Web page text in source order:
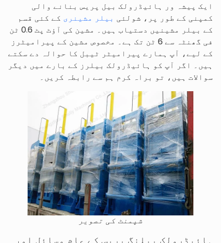
ایک پیشہ ور ہائیڈرولک بیل پریس بنانے والی
کمپنی کے طور پر، شولئی بیلر مشینری کے کئی قسم
کے بیلر مشینیں دستیاب ہیں۔ مشین کی آؤٹ پٹ 0.6 ٹن
فی گھنٹہ سے 6 ٹن تک ہے۔ مخصوص مشین کے پیرامیٹرز
کے لیے، آپ ہمارے پیرامیٹر ٹیبل کا حوالہ دے سکتے
ہیں۔ اگر آپ کو ہائیڈرولک بیلرز کے بارے میں دیگر
سوالات ہیں، تو براہ کرم ہم سے رابطہ کریں۔
شپمنٹ کی تصویر
ہائیڈرولک بیلنگ پریس کے عام مسائل اور